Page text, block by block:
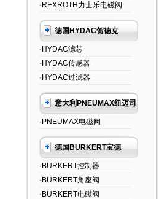
·REXROTH力士乐电磁阀
德国HYDAC贺德克
·HYDAC滤芯
·HYDAC传感器
·HYDAC过滤器
意大利PNEUMAX纽迈司
·PNEUMAX电磁阀
德国BURKERT宝德
·BURKERT控制器
·BURKERT角座阀
·BURKERT电磁阀